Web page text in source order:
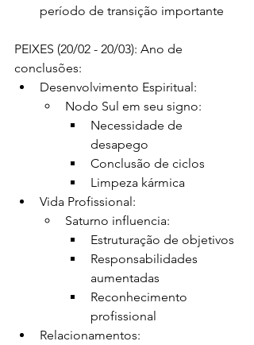
período de transição importante
PEIXES (20/02 - 20/03): Ano de
conclusões:
Desenvolvimento Espiritual:
Nodo Sul em seu signo:
Necessidade de
desapego
Conclusão de ciclos
Limpeza kármica
Vida Profissional:
Saturno influencia:
Estruturação de objetivos
Responsabilidades
aumentadas
Reconhecimento
profissional
Relacionamentos: